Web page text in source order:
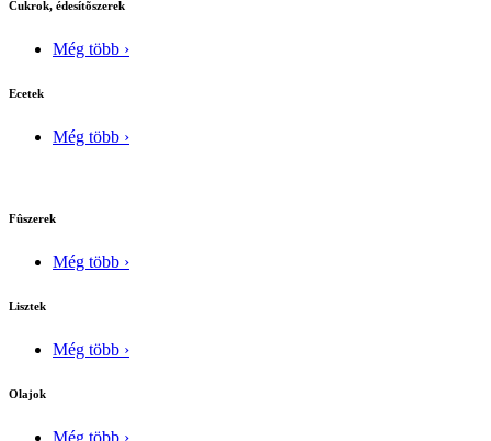
Cukrok, édesítõszerek
Még több ›
Ecetek
Még több ›
Fûszerek
Még több ›
Lisztek
Még több ›
Olajok
Még több ›